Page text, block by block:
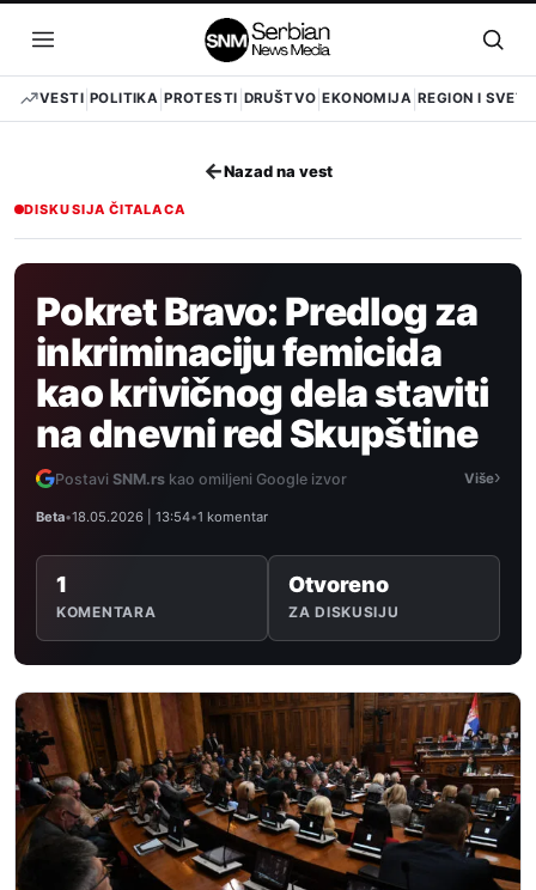
sadržaj
Otvori
meni
VESTI POLITIKA PROTESTI DRUŠTVO EKONOMIJA REGION I SVET
←Nazad na vest
DISKUSIJA ČITALACA
Pokret Bravo: Predlog za
inkriminaciju femicida
kao krivičnog dela staviti
na dnevni red Skupštine
Postavi SNM.rs kao omiljeni Google izvor Više›
Beta•18.05.2026 | 13:54•1 komentar
1
KOMENTARA
Otvoreno
ZA DISKUSIJU